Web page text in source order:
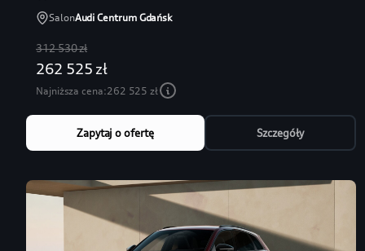
SalonAudi Centrum Gdańsk
312 530 zł
262 525 zł
Najniższa cena:262 525 zł
Zapytaj o ofertę Szczegóły